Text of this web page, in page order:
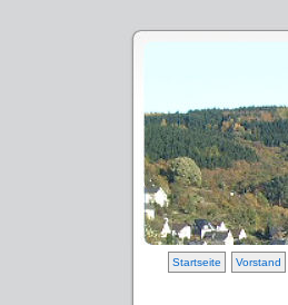
Startseite Vorstand